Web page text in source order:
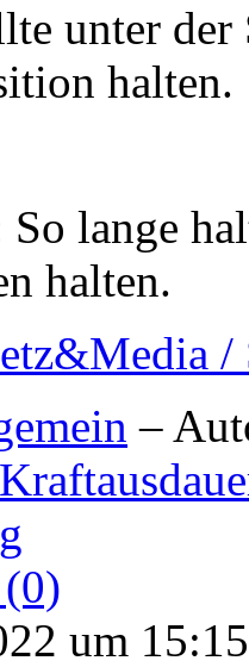
unter der
halten.
So lange
halten.
/
–
um 15:15